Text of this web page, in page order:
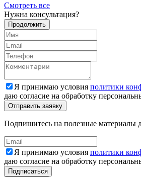
Смотреть все
Нужна консультация?
Продолжить
Я принимаю условия политики
даю согласие на обработку
Подпишитесь на полезные материалы
Я принимаю условия политики
даю согласие на обработку
Подписаться